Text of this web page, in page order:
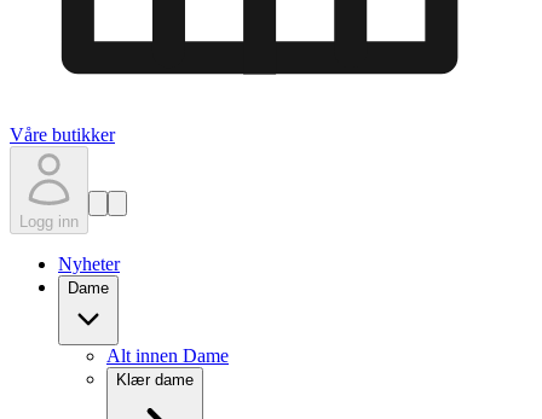
Våre butikker
Logg inn
Nyheter
Dame
Alt innen Dame
Klær dame